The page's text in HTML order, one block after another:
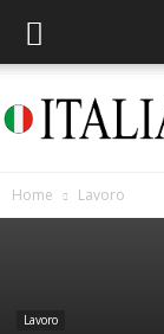
Home Lavoro
Lavoro